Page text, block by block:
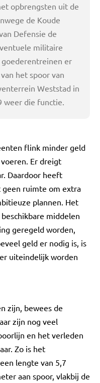
opbrengsten uit de
de Koude
Defensie de
militaire
er
het spoor van
Weststad in
weer die functie.
flink minder geld
Er dreigt
Daardoor heeft
ruimte om extra
plannen. Het
middelen
geregeld worden,
geld er nodig is, is
uiteindelijk worden
zijn, bewees de
zijn nog veel
en het verleden
Zo is het
lengte van 5,7
aan spoor, vlakbij de